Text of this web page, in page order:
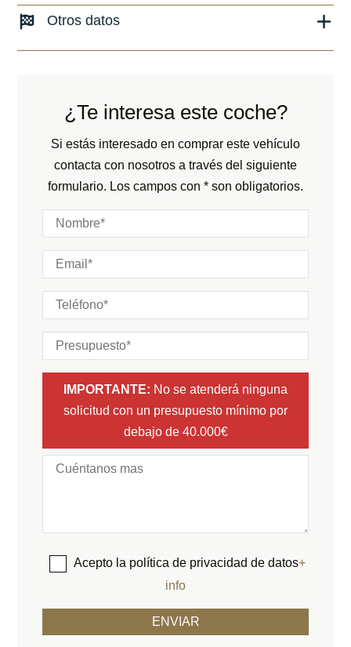
Fecha de matriculación:
Kilómetros:37900KM
Combustible: Gasolina
Potencia:707 CV
Marchas:
Otros datos
Verde
Color interior:Marrón
Carrocería:N/D
Puertas:
Plazas:
¿Te interesa este coche?
Si estás interesado en comprar este vehículo
contacta con nosotros a través del siguiente
formulario. Los campos con * son obligatorios.
IMPORTANTE: No se atenderá ninguna
solicitud con un presupuesto mínimo por
debajo de 40.000€
Acepto la política de privacidad de datos+
info